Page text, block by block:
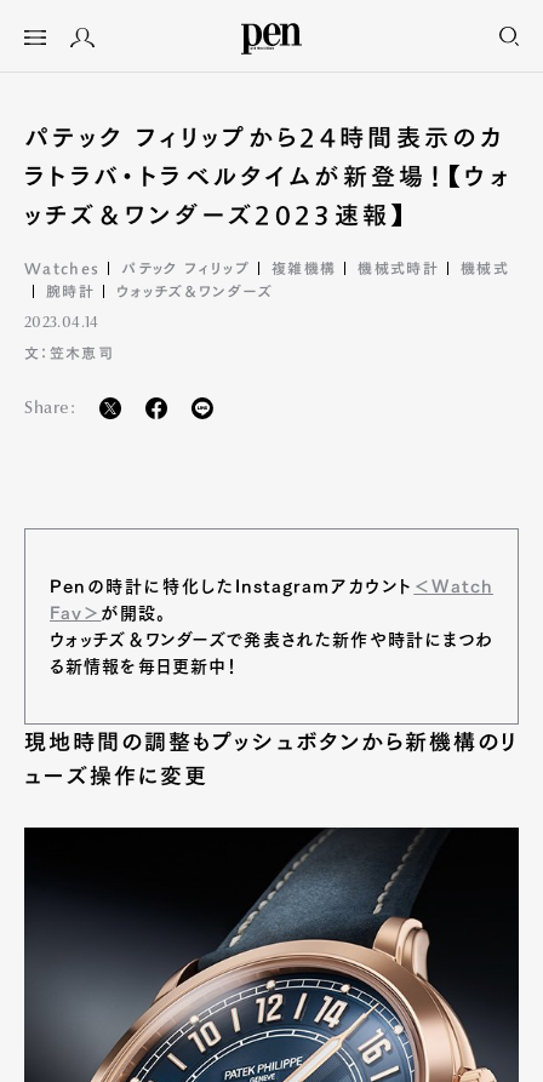
パテック フィリップから24時間表示のカ
ラトラバ・トラベルタイムが新登場！【ウォ
ッチズ＆ワンダーズ2023速報】
Watches パテック フィリップ 複雑機構 機械式時計
機械式
腕時計
ウォッチズ＆ワンダーズ
2023.04.14
文：笠木恵司
Share:
Penの時計に特化したInstagramアカウント ＜Watch
Fav＞ が開設。
ウォッチズ＆ワンダーズで発表された新作や時計にまつわ
る新情報を毎日更新中！
現地時間の調整もプッシュボタンから新機構のリ
ューズ操作に変更